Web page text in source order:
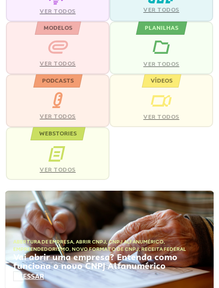
VER TODOS VER TODOS
MODELOS
VER TODOS
PLANILHAS
VER TODOS
PODCASTS
VER TODOS
VÍDEOS
VER TODOS
WEBSTORIES
VER TODOS
ABERTURA DE EMPRESA, ABRIR CNPJ,CNPJ ALFANUMÉRICO,
EMPREENDEDORISMO, NOVO FORMATO DE CNPJ,RECEITA FEDERAL
Vai abrir uma empresa? Entenda como
funciona o novo CNPJ Alfanumérico
ACESSAR